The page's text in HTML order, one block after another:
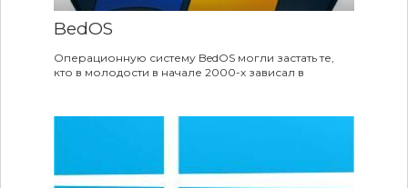
BedOS
Операционную систему BedOS могли застать те,
кто в молодости в начале 2000-х зависал в